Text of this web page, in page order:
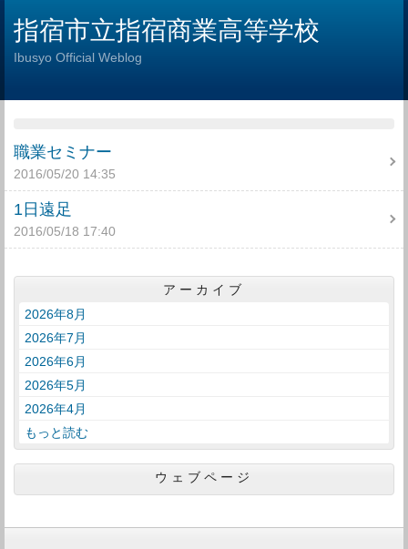
指宿市立指宿商業高等学校
Ibusyo Official Weblog
職業セミナー
2016/05/20 14:35
1日遠足
2016/05/18 17:40
アーカイブ
2026年8月
2026年7月
2026年6月
2026年5月
2026年4月
もっと読む
ウェブページ